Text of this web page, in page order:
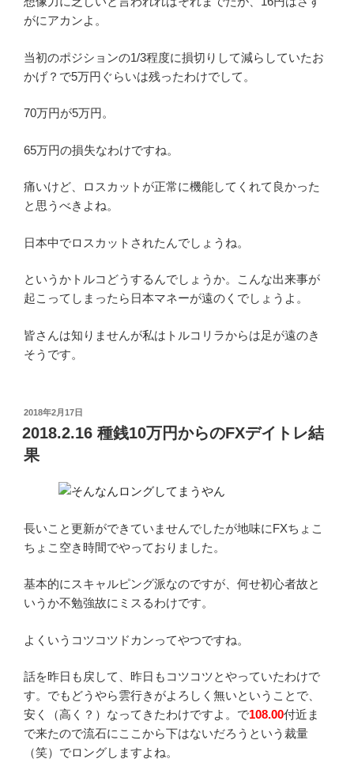
がにアカンよ。
当初のポジションの1/3程度に損切りして減らしていたお
かげ？で5万円ぐらいは残ったわけでして。
70万円が5万円。
65万円の損失なわけですね。
痛いけど、ロスカットが正常に機能してくれて良かった
と思うべきよね。
日本中でロスカットされたんでしょうね。
というかトルコどうするんでしょうか。こんな出来事が
起こってしまったら日本マネーが遠のくでしょうよ。
皆さんは知りませんが私はトルコリラからは足が遠のき
そうです。
投
稿
日:
2018年2月17日
2018.2.16 種銭10万円からのFXデイトレ結
果
長いこと更新ができていませんでしたが地味にFXちょこ
ちょこ空き時間でやっておりました。
基本的にスキャルピング派なのですが、何せ初心者故と
いうか不勉強故にミスるわけです。
よくいうコツコツドカンってやつですね。
話を昨日も戻して、昨日もコツコツとやっていたわけで
す。でもどうやら雲行きがよろしく無いということで、
安く（高く？）なってきたわけですよ。で108.00付近ま
で来たので流石にここから下はないだろうという裁量
（笑）でロングしますよね。